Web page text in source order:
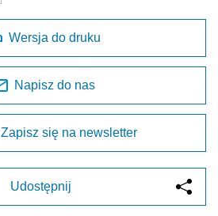
Wersja do druku
Napisz do nas
Zapisz się na newsletter
Udostępnij